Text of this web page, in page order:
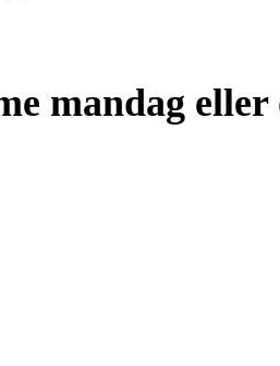
mandag eller